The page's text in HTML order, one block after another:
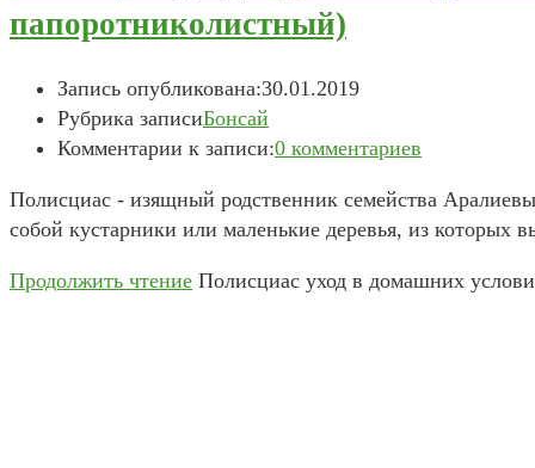
папоротниколистный)
Запись опубликована:30.01.2019
Рубрика записиБонсай
Комментарии к записи:0 комментариев
Полисциас - изящный родственник семейства
собой кустарники или маленькие деревья, из
Продолжить чтение Полисциас уход в домашних